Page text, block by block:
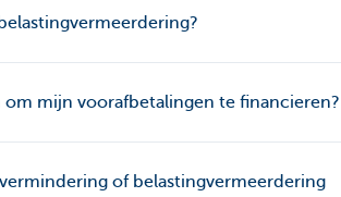
om mijn voorafbetalingen te financieren?
of belastingvermeerdering